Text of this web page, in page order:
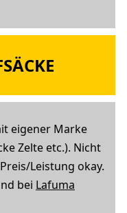
eigener Marke
Zelte etc.). Nicht
Leistung okay.
bei Lafuma